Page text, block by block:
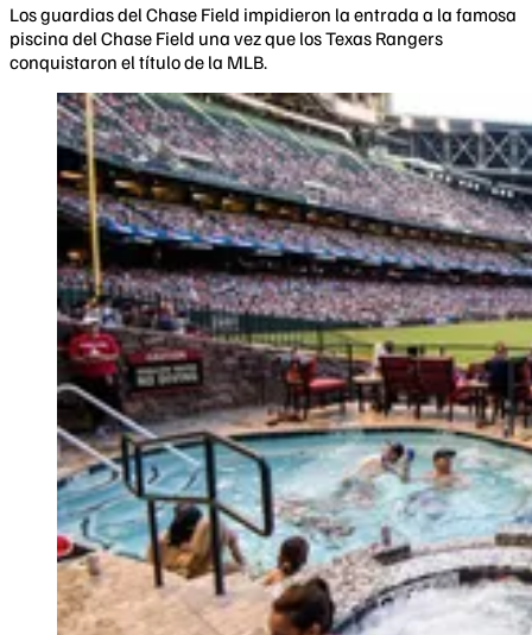
Los guardias del Chase Field impidieron la entrada a la famosa
piscina del Chase Field una vez que los Texas Rangers
conquistaron el título de la MLB.